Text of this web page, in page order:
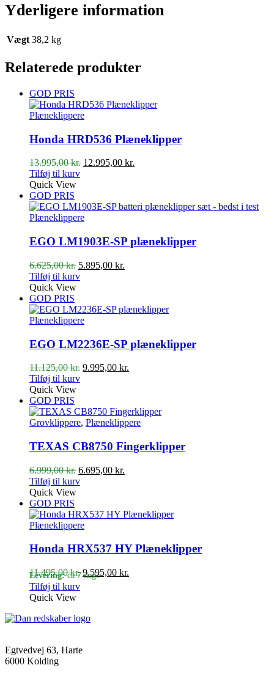
Yderligere information
Vægt 38,2 kg
Relaterede produkter
GOD PRIS
Plæneklippere
Honda HRD536 Plæneklipper
13.995,00kr. Den
13.995,00 kr..
12.995,00 kr.
12.995,00 kr..
Tilføj til kurv
Quick View
GOD PRIS
Plæneklippere
EGO LM1903E-SP plæneklipper
6.625,00kr. Den
oprindelige
6.625,00 kr..
5.895,00 kr.
5.895,00 kr..
Tilføj til kurv
Quick View
GOD PRIS
Plæneklippere
EGO LM2236E-SP plæneklipper
11.125,00kr. Den
11.125,00 kr..
9.995,00 kr.
9.995,00 kr..
Tilføj til kurv
Quick View
GOD PRIS
Grovklippere, Plæneklippere
TEXAS CB8750 Fingerklipper
6.999,00kr. Den
oprindelige
6.999,00 kr..
6.695,00 kr.
6.695,00 kr..
Tilføj til kurv
Quick View
GOD PRIS
Plæneklippere
Honda HRX537 HY Plæneklipper
11.495,00kr. Den
oprindelige
11.495,00 kr..
9.595,00 kr.
Levering: ca 7 dage
Tilføj til kurv
Quick View
Egtvedvej 63, Harte
6000 Kolding